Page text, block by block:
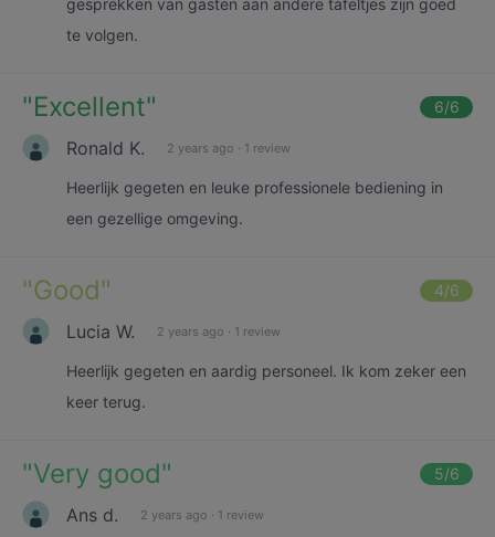
gesprekken van gasten aan andere tafeltjes zijn goed
te volgen.
"Excellent" 6/6
Ronald K. 2 years ago · 1 review
Heerlijk gegeten en leuke professionele bediening in
een gezellige omgeving.
"Good" 4/6
Lucia W. 2 years ago · 1 review
Heerlijk gegeten en aardig personeel. Ik kom zeker een
keer terug.
"Very good" 5/6
Ans d. 2 years ago · 1 review